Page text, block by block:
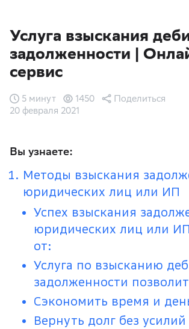
Услуга взыскания
задолженности |
сервис
20 февраля 2021
5 минут 1450 Поделиться
Вы узнаете:
Методы взыскания
юридических лиц или ИП
Успех взыскания
юридических лиц или
от:
Услуга по взысканию
задолженности
Сэкономить время и
Вернуть долг без усилий